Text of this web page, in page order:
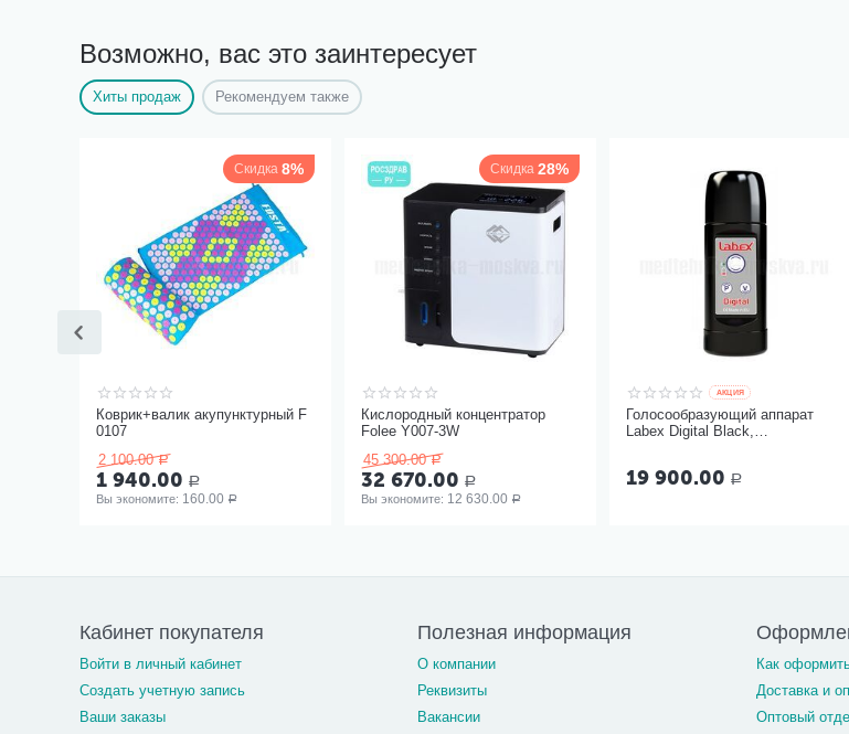
Возможно, вас это заинтересует
Хиты продаж Рекомендуем также
Скидка 8%
Коврик+валик акупунктурный F
0107
2 100.00 Р
1 940.00 Р
Вы экономите: 160.00 Р
Скидка 28%
Кислородный концентратор
Folee Y007-3W
45 300.00 Р
32 670.00 Р
Вы экономите: 12 630.00 Р
AКЦИЯ
Голосообразующий аппарат
Labex Digital Black,
19 900.00 Р
Кабинет покупателя
Войти в личный кабинет
Создать учетную запись
Ваши заказы
Полезная информация
О компании
Реквизиты
Вакансии
Как
Доставка и
Оптовый